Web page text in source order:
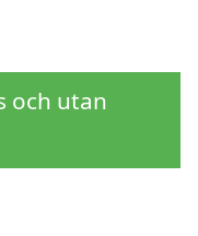
och utan